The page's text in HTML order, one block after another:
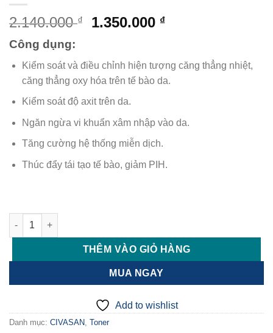
2.140.000₫
Giá
2.140.000 ₫.
1.350.000 ₫Giá
là:
1.350.000 ₫.
Công dụng:
Kiểm soát và điều chỉnh hiện tượng căng thẳng nhiệt,
căng thẳng oxy hóa trên tế bào da.
Kiểm soát độ axit trên da.
Ngăn ngừa vi khuẩn xâm nhập vào da.
Tăng cường hệ thống miễn dịch.
Thúc đẩy tái tạo tế bào, giảm PIH.
Toner Civasan Noraxis 2nd Scene – Cấp ẩm phục hồi da
THÊM VÀO GIỎ HÀNG
MUA NGAY
Add to wishlist
Danh mục: CIVASAN Toner